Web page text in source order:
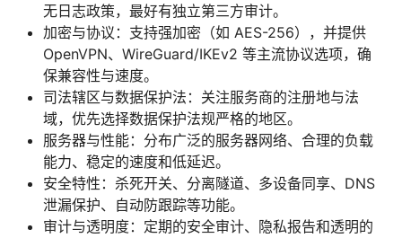
无日志政策，最好有独立第三方审计。
加密与协议：支持强加密（如 AES-256），并提供
OpenVPN、WireGuard/IKEv2 等主流协议选项，确
保兼容性与速度。
司法辖区与数据保护法：关注服务商的注册地与法
域，优先选择数据保护法规严格的地区。
服务器与性能：分布广泛的服务器网络、合理的负载
能力、稳定的速度和低延迟。
安全特性：杀死开关、分离隧道、多设备同享、DNS
泄漏保护、自动防跟踪等功能。
审计与透明度：定期的安全审计、隐私报告和透明的